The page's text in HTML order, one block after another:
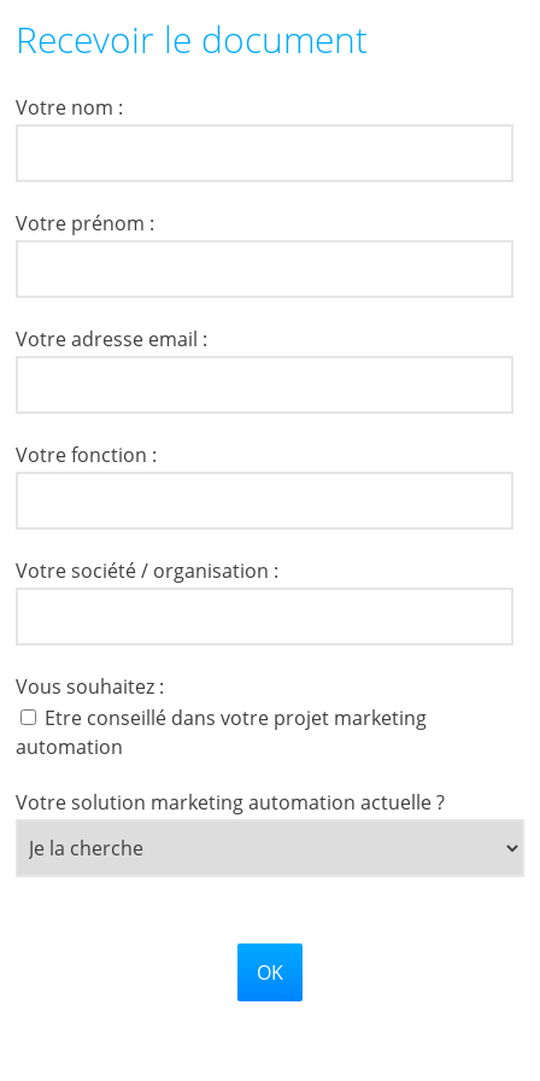
Recevoir le document
Votre nom :
Votre prénom :
Votre adresse email :
Votre fonction :
Votre société / organisation :
Vous souhaitez :
Etre conseillé dans votre projet marketing
automation
Votre solution marketing automation actuelle ?
OK